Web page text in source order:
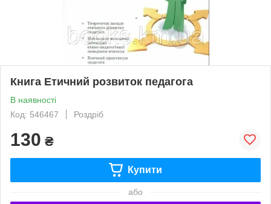
Книга Етичний розвиток педагога
В наявності
Код: 546467
Роздріб
130 ₴
Купити
або